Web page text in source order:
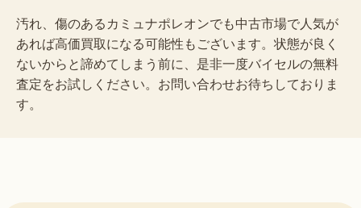
汚れ、傷のあるカミュナポレオンでも中古市場で人気が
あれば高価買取になる可能性もございます。状態が良く
ないからと諦めてしまう前に、是非一度バイセルの無料
査定をお試しください。お問い合わせお待ちしておりま
す。